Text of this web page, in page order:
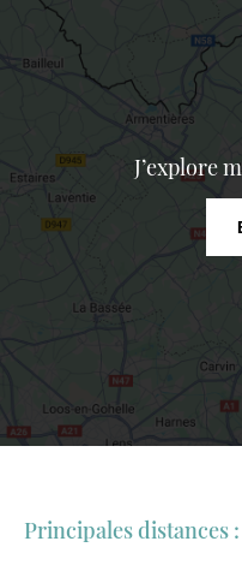
J’explore
Principales distances :